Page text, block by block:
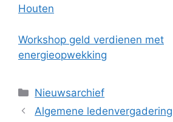
Houten
Workshop geld verdienen met
energieopwekking
Categorieën
Nieuwsarchief
Algemene